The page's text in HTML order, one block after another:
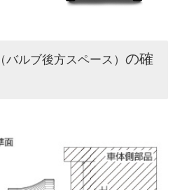
（バルブ後方スペース） の確